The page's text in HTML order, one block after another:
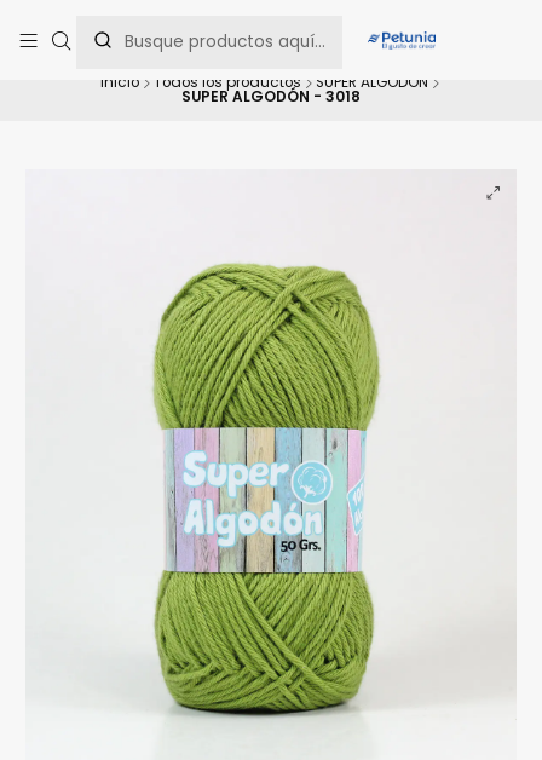
una asesoría personalizada.
Inicio Todos los productos SUPER ALGODÓN
SUPER ALGODÓN - 3018